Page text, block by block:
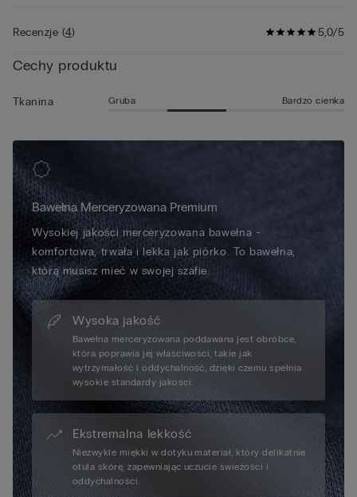
został wykonany z materiału tej samej jakości, ma ten sam krój i
5,0/5
Recenzje(4)
Cechy produktu
Tkanina Gruba Bardzo cienka
Bawełna Merceryzowana Premium
Wysokiej jakości merceryzowana bawełna -
komfortowa, trwała i lekka jak piórko. To bawełna,
którą musisz mieć w swojej szafie.
Wysoka jakość
Bawełna merceryzowana poddawana jest obróbce,
która poprawia jej właściwości, takie jak
wytrzymałość i oddychalność, dzięki czemu spełnia
wysokie standardy jakości.
Ekstremalna lekkość
Niezwykle miękki w dotyku materiał, który delikatnie
otula skórę, zapewniając uczucie świeżości i
oddychalności.